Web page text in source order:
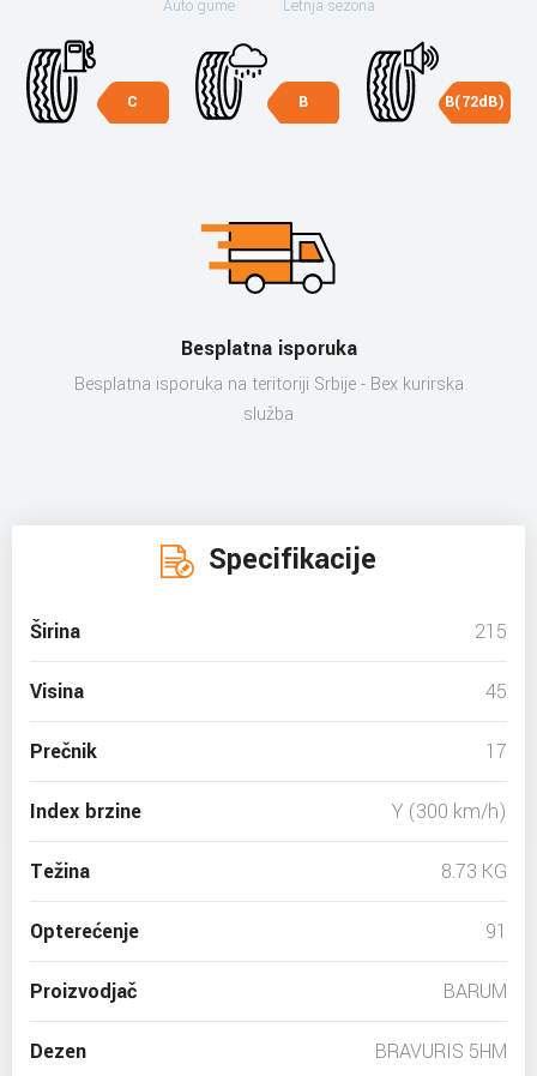
Auto gume Letnja sezona
C B B(72dB)
Besplatna isporuka
Besplatna isporuka na teritoriji Srbije - Bex kurirska
služba
Specifikacije
Širina 215
Visina 45
Prečnik 17
Index brzine Y (300 km/h)
Težina 8.73 KG
Opterećenje 91
Proizvodjač BARUM
Dezen BRAVURIS 5HM